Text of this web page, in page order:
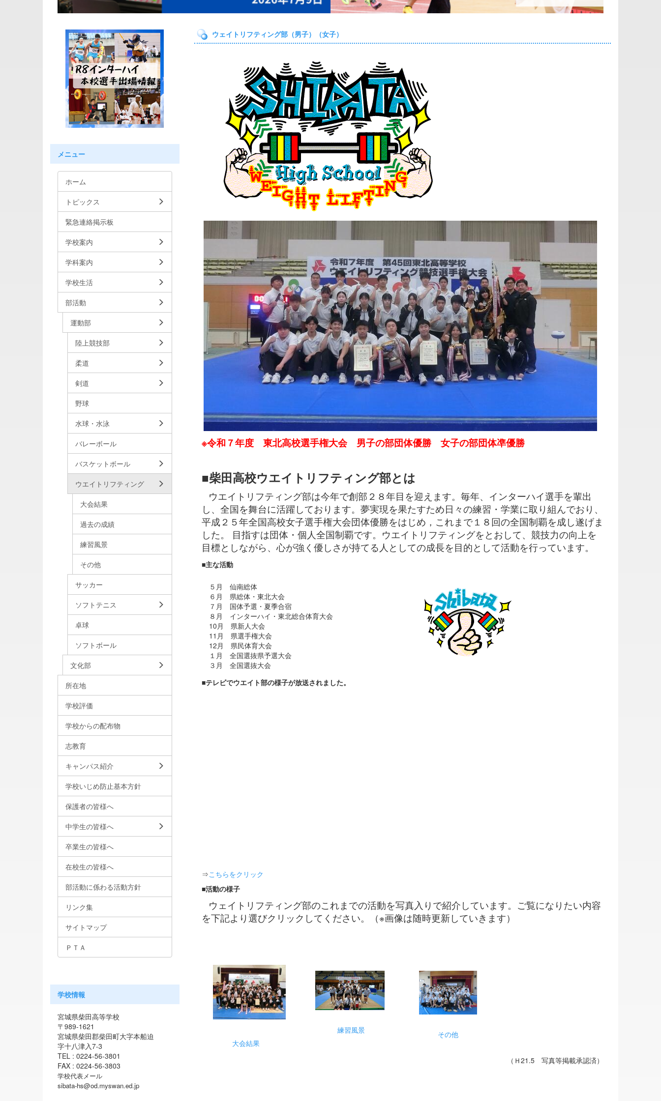
ウェイトリフティング部（男子）（女子）
※令和７年度 東北高校選手権大会 男子の部団体優勝 女子の部団体凖優勝
■柴田高校ウエイトリフティング部とは
ウエイトリフティング部は今年で創部２８年目を迎えます。毎年、インターハイ選手を輩出
し、全国を舞台に活躍しております。夢実現を果たすため日々の練習・学業に取り組んでおり、
平成２５年全国高校女子選手権大会団体優勝をはじめ，これまで１８回の全国制覇を成し遂げま
した。 目指すは団体・個人全国制覇です。ウエイトリフティングをとおして、競技力の向上を
目標としながら、心が強く優しさが持てる人としての成長を目的として活動を行っています。
■主な活動
５月 仙南総体
６月 県総体・東北大会
７月 国体予選・夏季合宿
８月 インターハイ・東北総合体育大会
10月 県新人大会
11月 県選手権大会
12月 県民体育大会
１月 全国選抜県予選大会
３月 全国選抜大会
■テレビでウエイト部の様子が放送されました。
⇒こちらをクリック
■活動の様子
ウェイトリフティング部のこれまでの活動を写真入りで紹介しています。ご覧になりたい内容
を下記より選びクリックしてください。（※画像は随時更新していきます）
大会結果
練習風景 その他
（Ｈ21.5 写真等掲載承認済）
メニュー
ホーム
トピックス
緊急連絡掲示板
学校案内
学科案内
学校生活
部活動
運動部
陸上競技部
柔道
剣道
野球
水球・水泳
バレーボール
バスケットボール
ウエイトリフティング
大会結果
過去の成績
練習風景
その他
サッカー
ソフトテニス
卓球
ソフトボール
文化部
所在地
学校評価
学校からの配布物
志教育
キャンパス紹介
学校いじめ防止基本方針
保護者の皆様へ
中学生の皆様へ
卒業生の皆様へ
在校生の皆様へ
部活動に係わる活動方針
リンク集
サイトマップ
ＰＴＡ
学校情報
宮城県柴田高等学校
〒989-1621
宮城県柴田郡柴田町大字本船迫
字十八津入7-3
TEL : 0224-56-3801
FAX : 0224-56-3803
学校代表メール
sibata-hs@od.myswan.ed.jp